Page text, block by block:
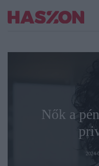
Nők a
2024-